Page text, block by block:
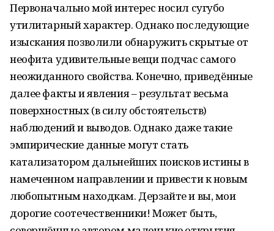
Первоначально мой интерес носил сугубо
утилитарный характер. Однако последующие
изыскания позволили обнаружить скрытые от
неофита удивительные вещи подчас самого
неожиданного свойства. Конечно, приведённые
далее факты и явления – результат весьма
поверхностных (в силу обстоятельств)
наблюдений и выводов. Однако даже такие
эмпирические данные могут стать
катализатором дальнейших поисков истины в
намеченном направлении и привести к новым
любопытным находкам. Дерзайте и вы, мои
дорогие соотечественники! Может быть,